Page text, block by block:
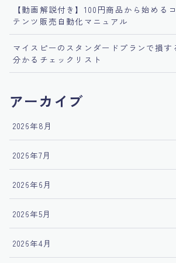
【動画解説付き】100円商品から始める
テンツ販売自動化マニュアル
マイスピーのスタンダードプランで損す
分かるチェックリスト
アーカイブ
2026年8月
2026年7月
2026年6月
2026年5月
2026年4月